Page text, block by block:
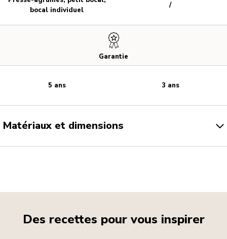
Garantie
bocal individuel
5 ans
/
3 ans
Matériaux et dimensions
Des recettes pour vous inspirer